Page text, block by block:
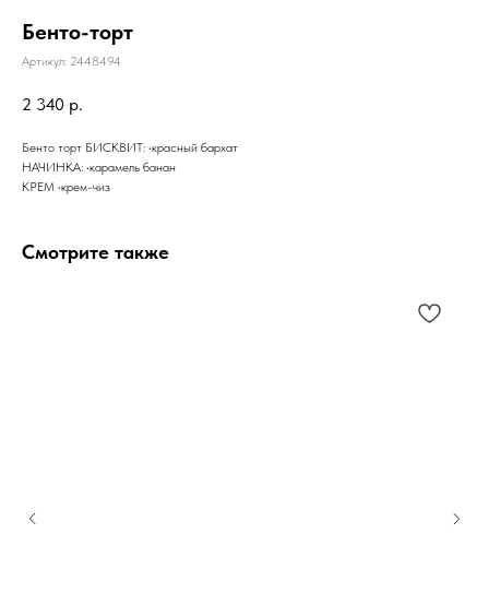
Бенто-торт
Артикул: 2448494
2 340 р.
Бенто торт БИСКВИТ: •красный бархат
НАЧИНКА: •карамель банан
КРЕМ •крем-чиз
Смотрите также